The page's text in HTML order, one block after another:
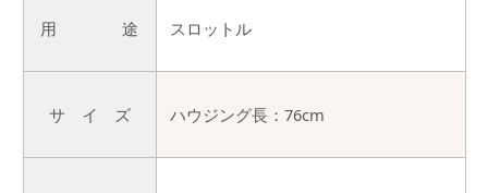
用 途 スロットル
サ イ ズ ハウジング長：76cm